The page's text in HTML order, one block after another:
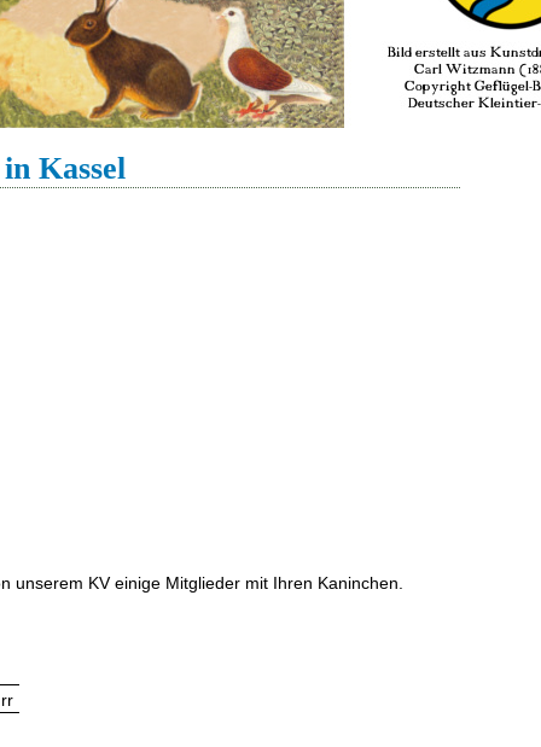
Kassel
KV einige Mitglieder mit Ihren Kaninchen.